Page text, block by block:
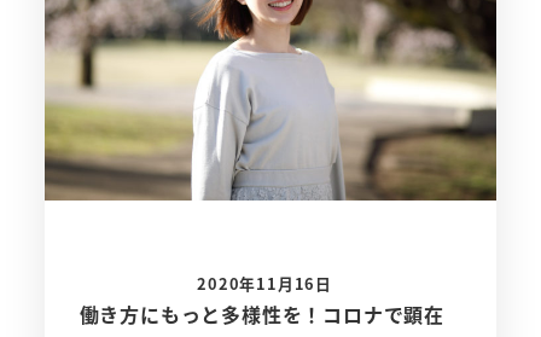
働き方にもっと多様性を！コロナで顕在
2020年11月16日